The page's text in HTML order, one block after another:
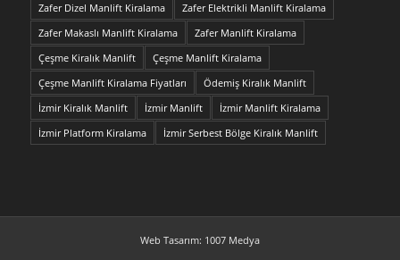
Zafer Dizel Manlift Kiralama
Zafer Elektrikli Manlift Kiralama
Zafer Makaslı Manlift Kiralama
Zafer Manlift Kiralama
Çeşme Kiralık Manlift
Çeşme Manlift Kiralama
Çeşme Manlift Kiralama Fiyatları
Ödemiş Kiralık Manlift
İzmir Kiralık Manlift
İzmir Manlift
İzmir Manlift Kiralama
İzmir Platform Kiralama
İzmir Serbest Bölge Kiralık Manlift
Web Tasarım: 1007 Medya